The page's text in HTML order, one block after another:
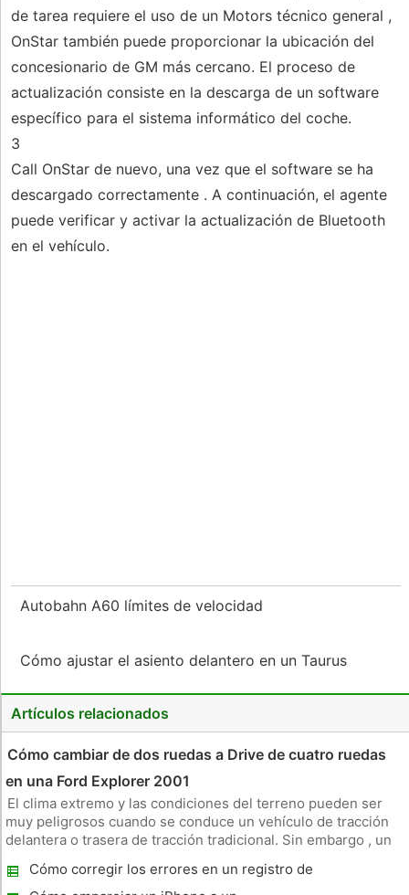
de tarea requiere el uso de un Motors técnico general ,
OnStar también puede proporcionar la ubicación del
concesionario de GM más cercano. El proceso de
actualización consiste en la descarga de un software
específico para el sistema informático del coche.
3
Call OnStar de nuevo, una vez que el software se ha
descargado correctamente . A continuación, el agente
puede verificar y activar la actualización de Bluetooth
en el vehículo.
Autobahn A60 límites de velocidad
Cómo ajustar el asiento delantero en un Taurus
Artículos relacionados
Cómo cambiar de dos ruedas a Drive de cuatro ruedas
en una Ford Explorer 2001
El clima extremo y las condiciones del terreno pueden ser
muy peligrosos cuando se conduce un vehículo de tracción
delantera o trasera de tracción tradicional. Sin embargo , un
a través de estas condiciones de manejo peligrosas de forma
Cómo corregir los errores en un registro de